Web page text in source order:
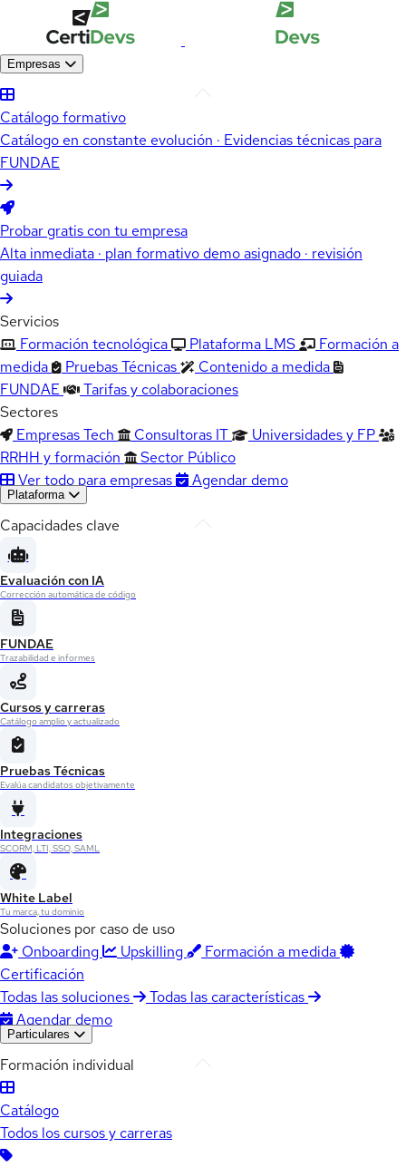
Empresas
Catálogo formativo
Catálogo en constante evolución · Evidencias técnicas para
FUNDAE
Probar gratis con tu empresa
Alta inmediata · plan formativo demo asignado · revisión
guiada
Servicios
Formación tecnológica
Plataforma LMS
Formación a
medida
Pruebas Técnicas
Contenido a medida
FUNDAE
Tarifas y colaboraciones
Sectores
Empresas Tech
Consultoras IT
Universidades y FP
RRHH y formación
Sector Público
Ver todo para empresas
Agendar demo
Plataforma
Capacidades clave
Evaluación con IA
Corrección automática de código
FUNDAE
Trazabilidad e informes
Cursos y carreras
Catálogo amplio y actualizado
Pruebas Técnicas
Evalúa candidatos objetivamente
Integraciones
SCORM, LTI, SSO, SAML
White Label
Tu marca, tu dominio
Soluciones por caso de uso
Onboarding
Upskilling
Formación a medida
Certificación
Todas las soluciones
Todas las características
Agendar demo
Particulares
Formación individual
Catálogo
Todos los cursos y carreras